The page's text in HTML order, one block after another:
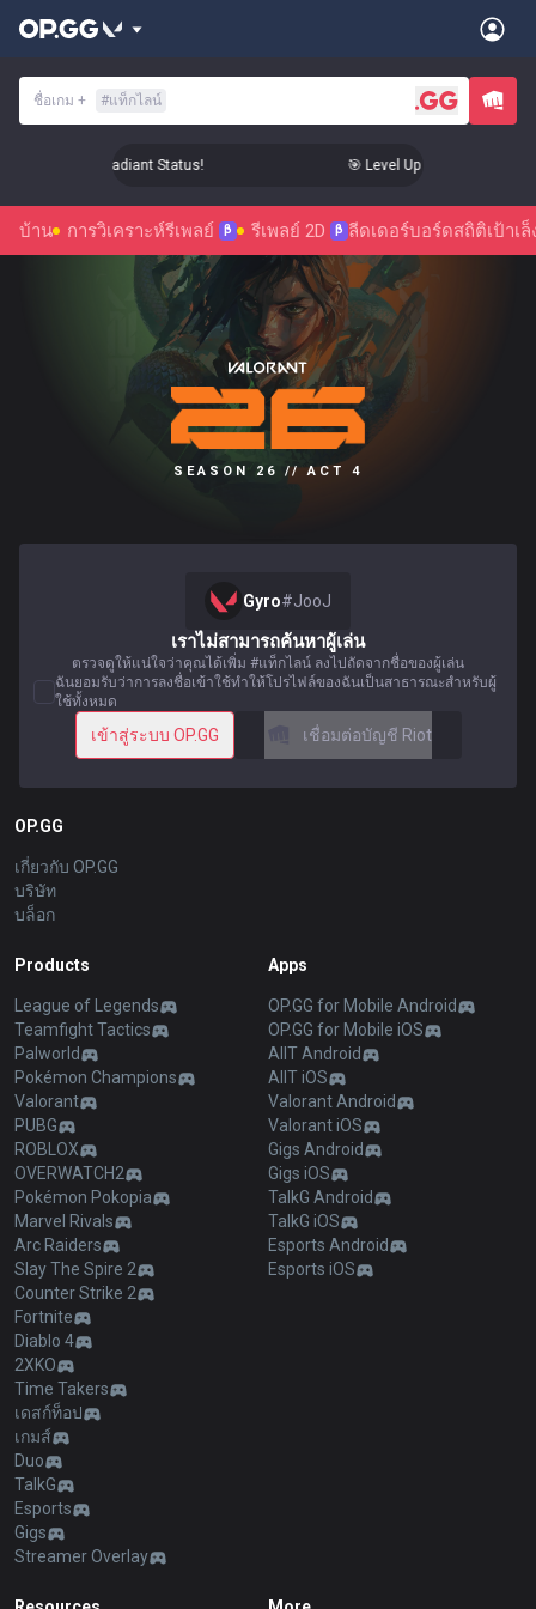
ชื่อเกม + #แท็กไลน์
Your Aim to Radiant Status! 🎯 Level Up Your Aim to
บ้าน การวิเคราะห์รีเพลย์ β รีเพลย์ 2D β ลีดเดอร์บอร์ดสถิติเป้าเล็
SEASON 26 // ACT 4
Gyro#JooJ
เราไม่สามารถค้นหาผู้เล่น
ตรวจดูให้แน่ใจว่าคุณได้เพิ่ม #แท็กไลน์ ลงไปถัดจากชื่อของผู้เล่น
ฉันยอมรับว่าการลงชื่อเข้าใช้ทำให้โปรไฟล์ของฉันเป็นสาธารณะสำหรับผู้
ใช้ทั้งหมด
เข้าสู่ระบบ OP.GG เชื่อมต่อบัญชี Riot
OP.GG
เกี่ยวกับ OP.GG
บริษัท
บล็อก
Products
League of Legends
Teamfight Tactics
Palworld
Pokémon Champions
Valorant
PUBG
ROBLOX
OVERWATCH2
Pokémon Pokopia
Marvel Rivals
Arc Raiders
Slay The Spire 2
Counter Strike 2
Fortnite
Diablo 4
2XKO
Time Takers
เดสก์ท็อป
เกมส์
Duo
TalkG
Esports
Gigs
Streamer Overlay
Apps
OP.GG for Mobile Android
OP.GG for Mobile iOS
AllT Android
AllT iOS
Valorant Android
Valorant iOS
Gigs Android
Gigs iOS
TalkG Android
TalkG iOS
Esports Android
Esports iOS